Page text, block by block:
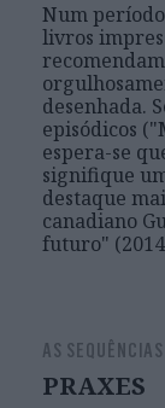
Num
livros
desenhada.
episódicos
espera-se
signifique
destaque
canadiano
futuro"
AS
PRAXES